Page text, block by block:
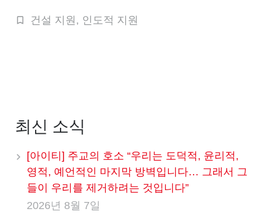
건설 지원 , 인도적 지원
최신 소식
[아이티] 주교의 호소 “우리는 도덕적, 윤리적,
영적, 예언적인 마지막 방벽입니다… 그래서 그
들이 우리를 제거하려는 것입니다”
2026년 8월 7일